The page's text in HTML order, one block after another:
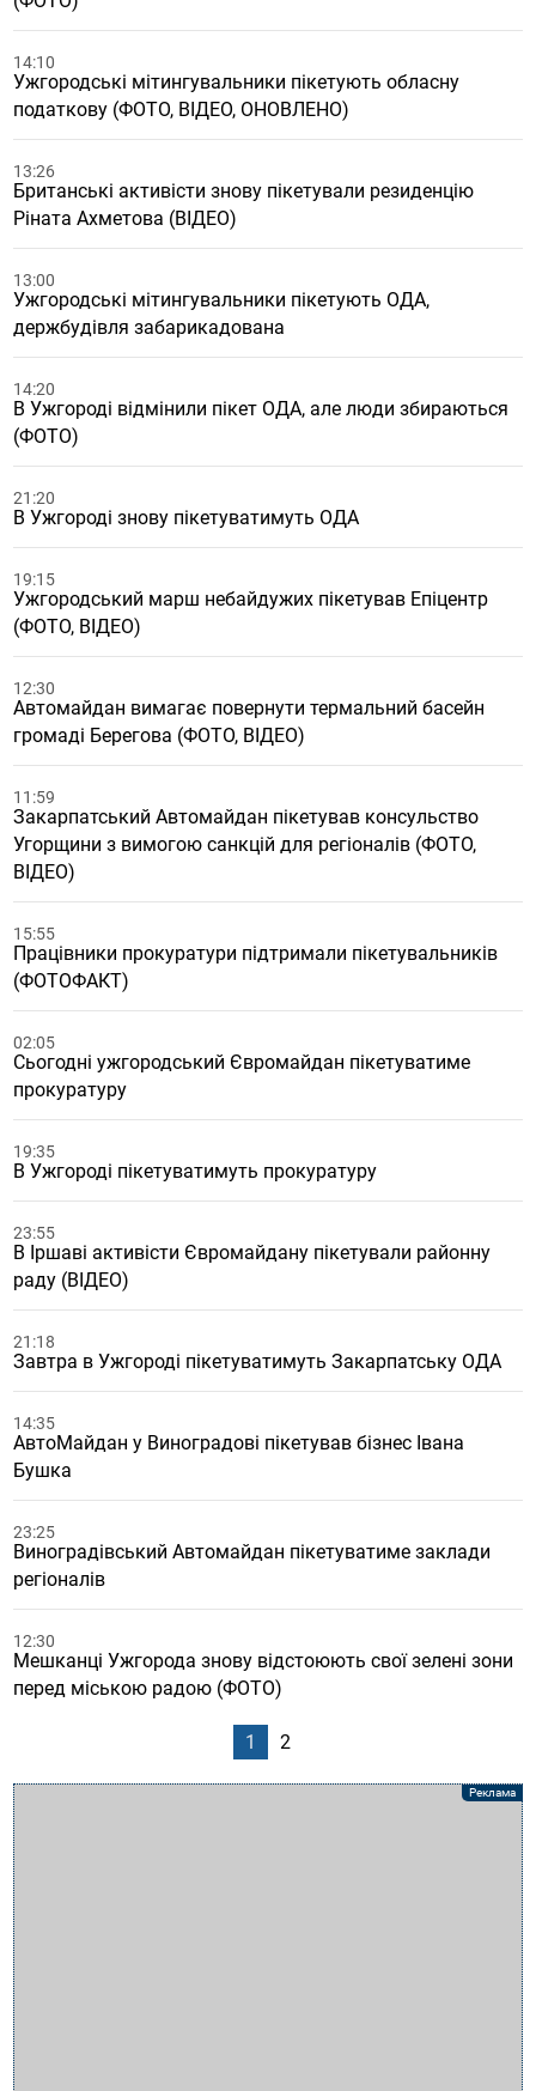
14:10
Ужгородські мітингувальники пікетують обласну
податкову (ФОТО, ВІДЕО, ОНОВЛЕНО)
13:26
Британські активісти знову пікетували резиденцію
Ріната Ахметова (ВІДЕО)
13:00
Ужгородські мітингувальники пікетують ОДА,
держбудівля забарикадована
14:20
В Ужгороді відмінили пікет ОДА, але люди збираються
(ФОТО)
21:20
В Ужгороді знову пікетуватимуть ОДА
19:15
Ужгородський марш небайдужих пікетував Епіцентр
(ФОТО, ВІДЕО)
12:30
Автомайдан вимагає повернути термальний басейн
громаді Берегова (ФОТО, ВІДЕО)
11:59
Закарпатський Автомайдан пікетував консульство
Угорщини з вимогою санкцій для регіоналів (ФОТО,
ВІДЕО)
15:55
Працівники прокуратури підтримали пікетувальників
(ФОТОФАКТ)
02:05
Сьогодні ужгородський Євромайдан пікетуватиме
прокуратуру
19:35
В Ужгороді пікетуватимуть прокуратуру
23:55
В Іршаві активісти Євромайдану пікетували районну
раду (ВІДЕО)
21:18
Завтра в Ужгороді пікетуватимуть Закарпатську ОДА
14:35
АвтоМайдан у Виноградові пікетував бізнес Івана
Бушка
23:25
Виноградівський Автомайдан пікетуватиме заклади
регіоналів
12:30
Мешканці Ужгорода знову відстоюють свої зелені зони
перед міською радою (ФОТО)
1 2